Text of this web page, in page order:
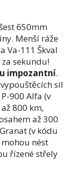
650mm
Menší ráže
Va-111 Škval
sekundu!
impozantní.
sil
900 Alfa (v
800 km,
až 300
(v kódu
mohou nést
řízené střely